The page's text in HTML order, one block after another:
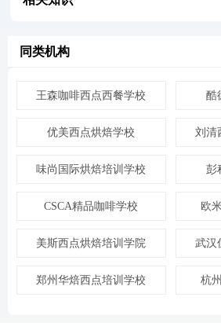
同类机构
王森咖啡西点西餐学校 酷
优美西点烘焙学校 刘清
味尚国际烘焙培训学校 彭
CSCA精品咖啡学校 欧
美斯西点烘焙培训学院 武汉
郑州华焙西点培训学校 杭